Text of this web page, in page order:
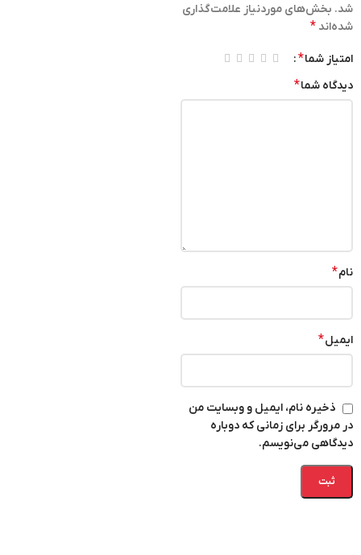
شد. بخش‌های موردنیاز علامت‌گذاری
شده‌اند *
امتیاز شما*
دیدگاه شما*
نام*
ایمیل*
ذخیره نام، ایمیل و وبسایت من
در مرورگر برای زمانی که دوباره
دیدگاهی می‌نویسم.